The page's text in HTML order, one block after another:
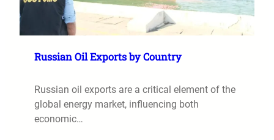
Russian Oil Exports by Country
Russian oil exports are a critical element of the
global energy market, influencing both
economic…